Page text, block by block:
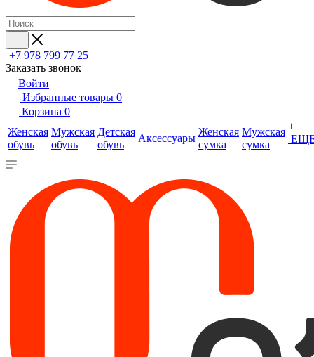
+7 978 799 77 25
Заказать звонок
Войти
Избранные товары 0
Корзина 0
Женская
обувь
Мужская
обувь
Детская
обувь
Аксессуары
Женская
сумка
Мужская
сумка
+